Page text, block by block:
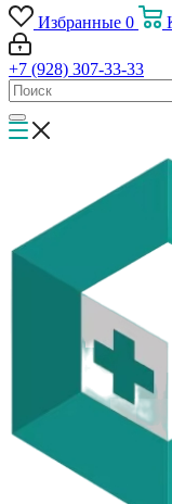
Избранные 0
+7 (928) 307-33-33